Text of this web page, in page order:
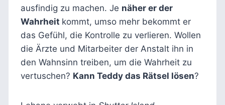
ausfindig zu machen. Je näher er der
Wahrheit kommt, umso mehr bekommt er
das Gefühl, die Kontrolle zu verlieren. Wollen
die Ärzte und Mitarbeiter der Anstalt ihn in
den Wahnsinn treiben, um die Wahrheit zu
vertuschen? Kann Teddy das Rätsel lösen?